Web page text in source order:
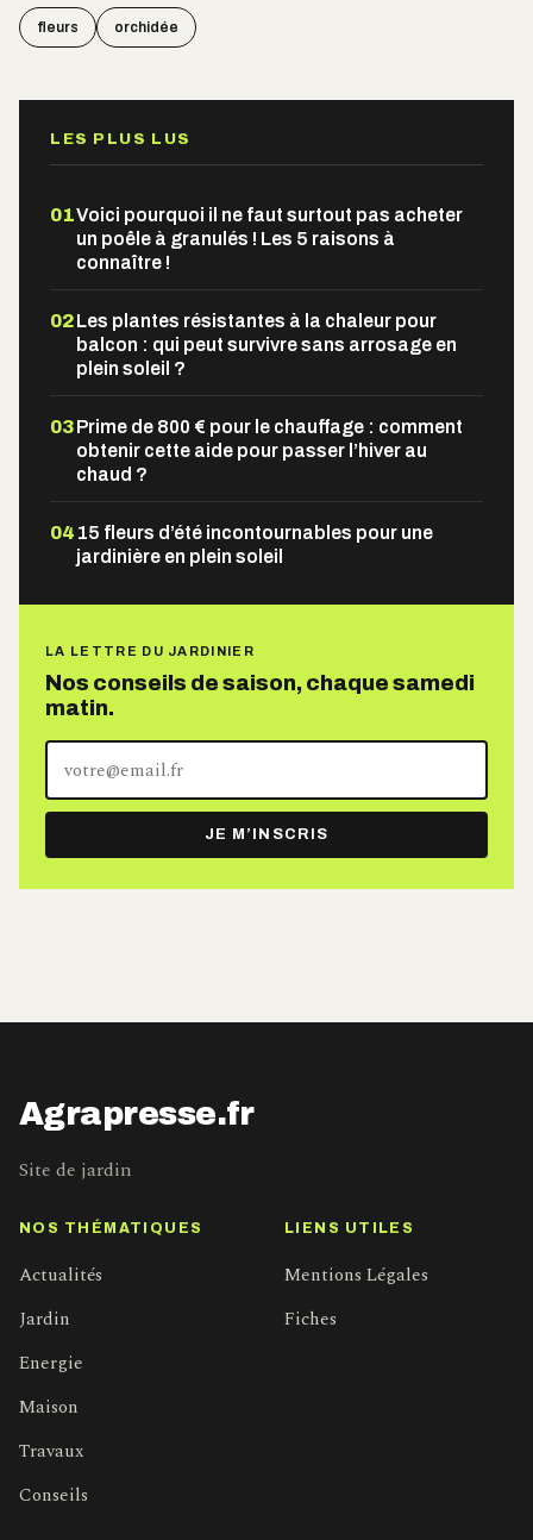
fleurs orchidée
LES PLUS LUS
01Voici pourquoi il ne faut surtout pas acheter
un poêle à granulés ! Les 5 raisons à
connaître !
02Les plantes résistantes à la chaleur pour
balcon : qui peut survivre sans arrosage en
plein soleil ?
03Prime de 800 € pour le chauffage : comment
obtenir cette aide pour passer l’hiver au
chaud ?
04 15 fleurs d’été incontournables pour une
jardinière en plein soleil
LA LETTRE DU JARDINIER
Nos conseils de saison, chaque samedi
matin.
adresse
e-
mail
JE M’INSCRIS
Agrapresse.fr
Site de jardin
NOS THÉMATIQUES
Actualités
Jardin
Energie
Maison
Travaux
Conseils
LIENS UTILES
Mentions Légales
Fiches